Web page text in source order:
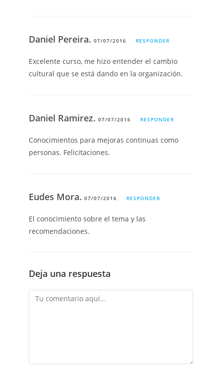
Daniel Pereira.07/07/2016 RESPONDER
Excelente curso, me hizo entender el cambio
cultural que se está dando en la organización.
Daniel Ramirez.07/07/2016 RESPONDER
Conocimientos para mejoras continuas como
personas. Felicitaciones.
Eudes Mora.07/07/2016 RESPONDER
El conocimiento sobre el tema y las
recomendaciones.
Deja una respuesta